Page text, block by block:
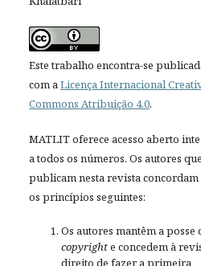
Este trabalho encontra-se
com aLicença Internacional
Commons Atribuição 4.0.
MATLIT oferece acesso aberto
a todos os números. Os autores
publicam nesta revista concordam
os princípios seguintes:
Os autores mantêm a posse
copyrighte concedem à
direito de fazer a primeira